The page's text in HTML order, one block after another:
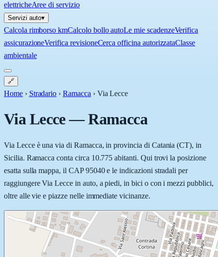
elettricheAree di servizio
Servizi auto▾
Calcola rimborso kmCalcolo bollo autoLe mie scadenzeVerifica
assicurazioneVerifica revisioneCerca officina autorizzataClasse
ambientale
🔗
Home › Stradario › Ramacca › Via Lecce
Via Lecce—Ramacca
Via Lecce è una via di Ramacca, in provincia di Catania (CT), in
Sicilia. Ramacca conta circa 10.775 abitanti. Qui trovi la posizione
esatta sulla mappa, il CAP 95040 e le indicazioni stradali per
raggiungere Via Lecce in auto, a piedi, in bici o con i mezzi pubblici,
oltre alle vie e piazze nelle immediate vicinanze.